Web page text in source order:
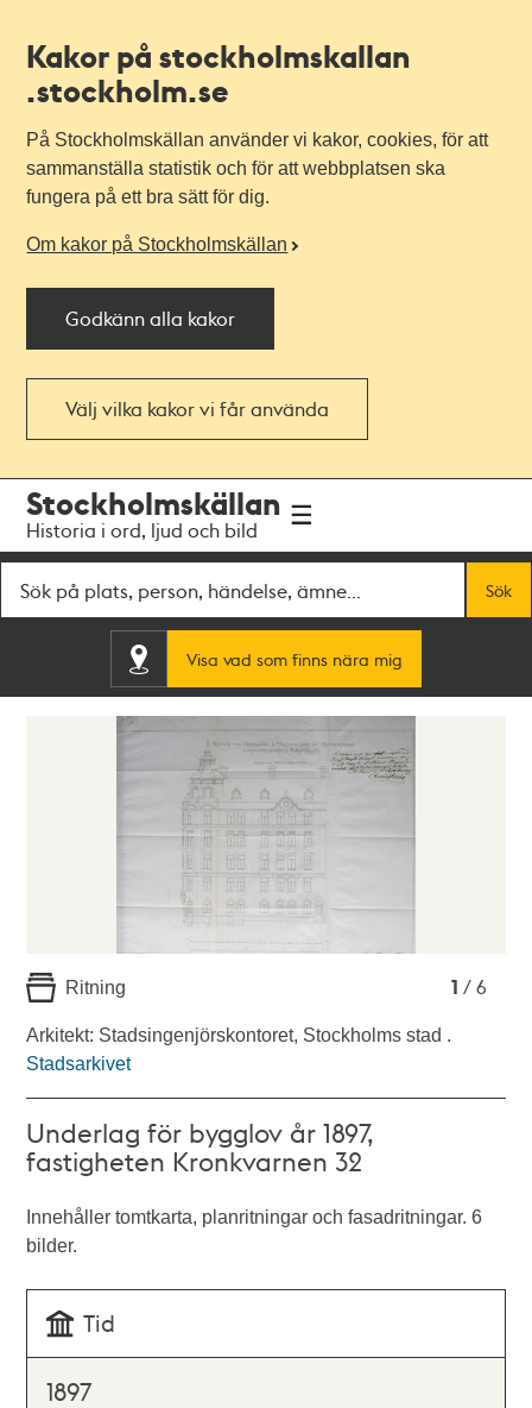
Kakor på stockholmskallan
.stockholm.se
På Stockholmskällan använder vi kakor, cookies, för att
sammanställa statistik och för att webbplatsen ska
fungera på ett bra sätt för dig.
Om kakor på Stockholmskällan
Godkänn alla kakor
Välj vilka kakor vi får använda
navigationen
huvudinnehållet
Stockholmskällan
Historia i ord, ljud och bild
Sök
Visa vad som finns nära mig
1 / 6
Ritning
Arkitekt: Stadsingenjörskontoret, Stockholms stad .
Stadsarkivet
Underlag för bygglov år 1897,
fastigheten Kronkvarnen 32
Innehåller tomtkarta, planritningar och fasadritningar. 6
bilder.
Tid
1897